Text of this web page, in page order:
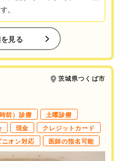
。
見る
茨城県つくば市
前）診療
土曜診療
現金
クレジットカード
オン対応 医師の指名可能